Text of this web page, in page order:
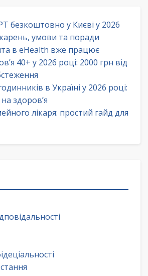
безкоштовно у Києві у 2026
умови та поради
в eHealth вже працює
40+ у 2026 році: 2000 грн від
в Україні у 2026 році:
здоров’я
лікаря: простий гайд для